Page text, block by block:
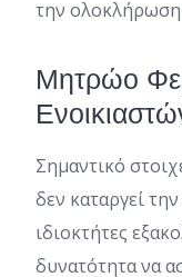
την ολοκλήρωση
Μητρώο
Σημαντικό
δεν καταργεί
ιδιοκτήτες
δυνατότητα να